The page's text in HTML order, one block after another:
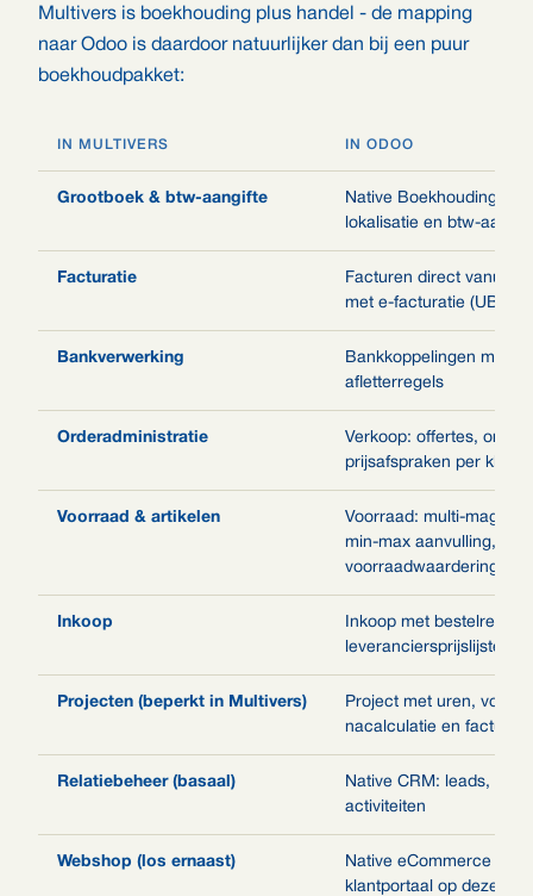
Multivers is boekhouding plus handel - de mapping
naar Odoo is daardoor natuurlijker dan bij een puur
boekhoudpakket:
IN MULTIVERS IN ODOO
Grootboek & btw-aangifte
Native Boekhouding
lokalisatie en btw-
Facturatie
Facturen direct vanuit
met e-facturatie (UBL)
Bankverwerking
Bankkoppelingen met
afletterregels
Orderadministratie
Verkoop: offertes,
prijsafspraken per klant
Voorraad & artikelen
Voorraad: multi-
min-max aanvulling,
voorraadwaardering
Inkoop
Inkoop met bestelregels
leveranciersprijslijsten
Projecten (beperkt in Multivers)
Project met uren, voor-
nacalculatie en
Relatiebeheer (basaal)
Native CRM: leads,
activiteiten
Webshop (los ernaast)
Native eCommerce en
klantportaal op dezelfde